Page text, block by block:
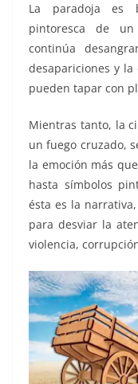
La paradoja es
pintoresca de
continúa
desapariciones y
pueden tapar con
Mientras tanto, la
un fuego cruzado,
la emoción más
hasta símbolos
ésta es la
para desviar la
violencia,